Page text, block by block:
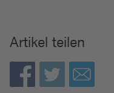
Artikel teilen